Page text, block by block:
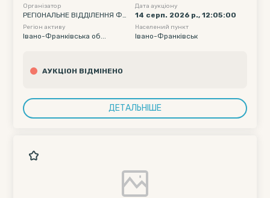
знаходиться за адресою: м. Івано-Франківськ,
вул.С.Бандери,1
Організатор
РЕГІОНАЛЬНЕ ВІДДІЛЕННЯ ФО
НДУ ДЕРЖАВНОГО МАЙНА УК
РАЇНИ ПО ІВАНО-ФРАНКІВСЬКІ
Дата аукціону
14 серп. 2026 р., 12:05:00
Регіон активу
Івано-Франківська об...
Населений пункт
Івано-Франківськ
АУКЦІОН ВІДМІНЕНО
ДЕТАЛЬНІШЕ